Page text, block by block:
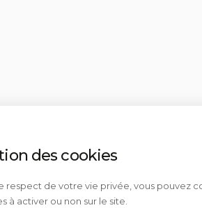
des cookies
respect de votre vie privée, vous pouvez
à activer ou non sur le site.